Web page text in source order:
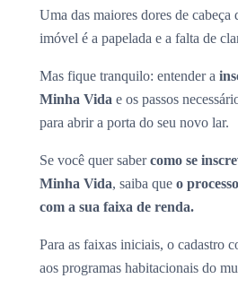
Uma das maiores dores de cabeça
imóvel é a papelada e a falta de
Mas fique tranquilo: entender a
Minha Vida e os passos
para abrir a porta do seu novo lar.
Se você quer sabercomo se
Minha Vida, saiba que o
com a sua faixa de renda.
Para as faixas iniciais, o cadastro
aos programas habitacionais do